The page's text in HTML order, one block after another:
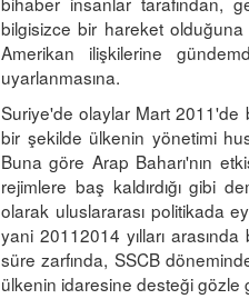
bilgisizce bir hareket
Amerikan ilişkilerine
uyarlanmasına.
Suriye'de olaylar Mart 2011'de
bir şekilde ülkenin yönetimi
Buna göre Arap Baharı'nın
rejimlere baş kaldırdığı gibi
olarak uluslararası politikada
yani 20112014 yılları
süre zarfında, SSCB
ülkenin idaresine desteği gözle